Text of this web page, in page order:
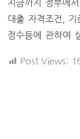
지금까지 정부에
대출 자격조건,
점수등에 관하여
Post Views: